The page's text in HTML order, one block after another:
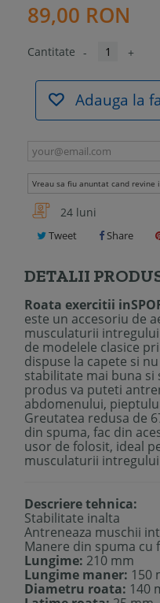
89,00 RON
Cantitate - +
Adauga la
Vreau sa fiu anuntat cand revine
24 luni
Tweet Share
DETALII
Roata exercitii
este un accesoriu de
musculaturii
de modelele clasice
dispuse la capete si
stabilitate mai buna si
produs va puteti
abdomenului,
Greutatea redusa de
din spuma, fac din
usor de folosit, ideal
musculaturii
Descriere tehnica:
Stabilitate inalta
Antreneaza muschii
Manere din spuma cu
Lungime: 210 mm
Lungime maner: 150
Diametru roata: 140